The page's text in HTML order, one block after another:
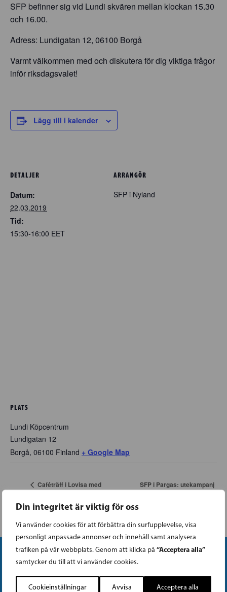
Din integritet är viktig för oss
Vi använder cookies för att förbättra din surfupplevelse, visa
personligt anpassade annonser och innehåll samt analysera
trafiken på vår webbplats. Genom att klicka på “Acceptera alla”
samtycker du till att vi använder cookies.
Cookieinställningar Avvisa Acceptera alla
SFP befinner sig vid Lundi skvären mellan klockan 15.30
och 16.00.
Adress: Lundigatan 12, 06100 Borgå
Varmt välkommen med och diskutera för dig viktiga frågor
inför riksdagsvalet!
Lägg till i kalender
DETALJER
Datum:
22.03.2019
Tid:
15:30-16:00 EET
ARRANGÖR
SFP i Nyland
PLATS
Lundi Köpcentrum
Lundigatan 12
Borgå, 06100 Finland + Google Map
Caféträff i Lovisa med
Henriksson
SFP i Pargas: utekampanj